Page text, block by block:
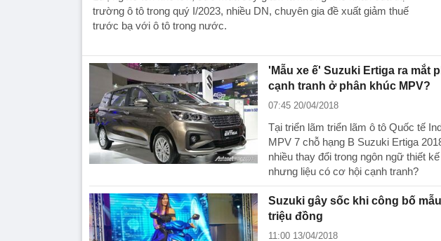
trường ô tô trong quý I/2023, nhiều DN, chuyên gia đề xuất giảm thuế
trước bạ với ô tô trong nước.
'Mẫu xe ế' Suzuki Ertiga ra mắt
cạnh tranh ở phân khúc MPV?
07:45 20/04/2018
Tại triển lãm triển lãm ô tô Quốc tế
MPV 7 chỗ hạng B Suzuki Ertiga
nhiều thay đổi trong ngôn ngữ thiết
nhưng liệu có cơ hội cạnh tranh?
Suzuki gây sốc khi công bố
triệu đồng
11:00 13/04/2018